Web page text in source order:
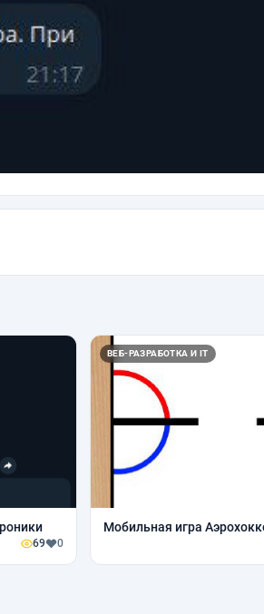
69 0
ВЕБ-РАЗРАБОТКА И IT
Мобильная игра